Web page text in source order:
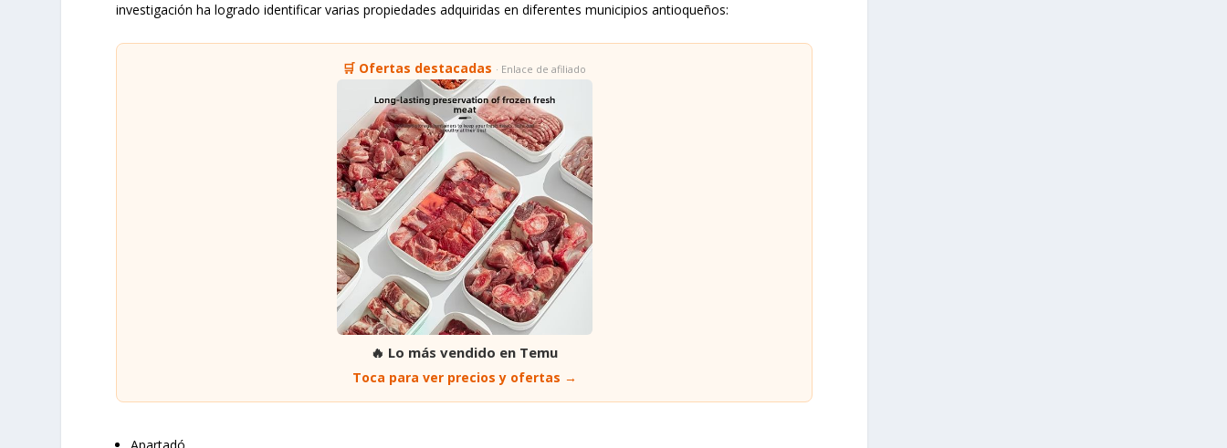
investigación ha logrado identificar varias propiedades adquiridas en diferentes municipios antioqueños:
🛒 Ofertas destacadas · Enlace de afiliado
🔥 Lo más vendido en Temu
Toca para ver precios y ofertas →